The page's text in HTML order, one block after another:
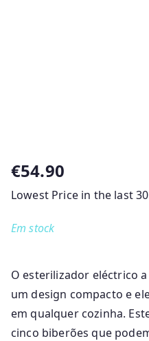
€54.90
Lowest Price in the last
O esterilizador eléctrico
um design compacto e
em qualquer cozinha.
cinco biberões que
Em stock